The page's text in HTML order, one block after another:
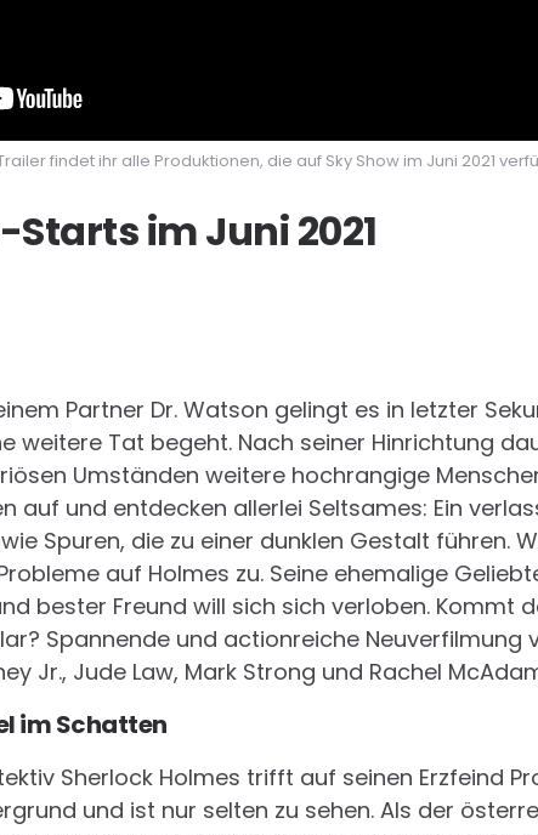
findet ihr alle Produktionen, die auf Sky Show im Juni 2021
Starts im Juni 2021
Partner Dr. Watson gelingt es in letzter
weitere Tat begeht. Nach seiner Hinrichtung
Umständen weitere hochrangige
auf und entdecken allerlei Seltsames: Ein
Spuren, die zu einer dunklen Gestalt führen.
auf Holmes zu. Seine ehemalige
bester Freund will sich sich verloben. Kommt
Spannende und actionreiche Neuverfilmung
Jr., Jude Law, Mark Strong und Rachel
im Schatten
Sherlock Holmes trifft auf seinen Erzfeind
und ist nur selten zu sehen. Als der